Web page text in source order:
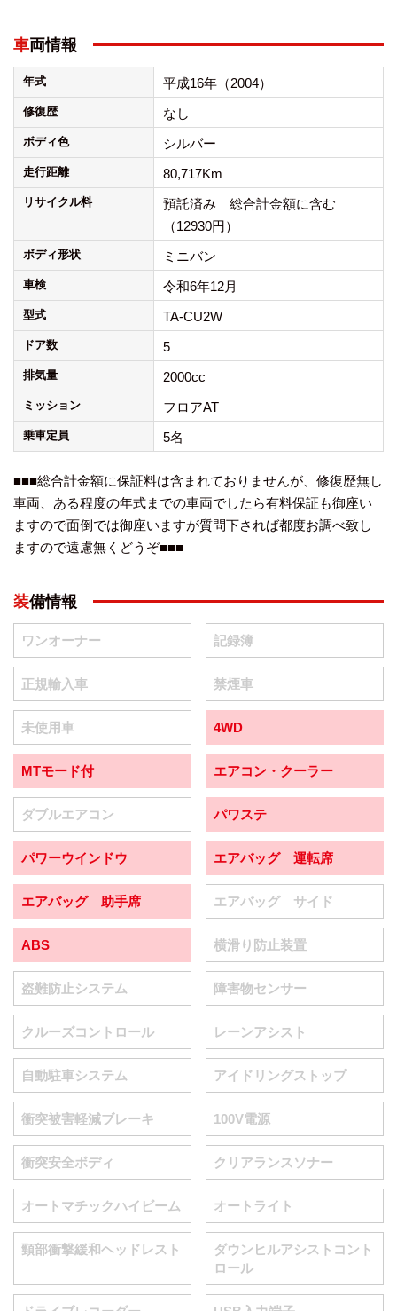
車両情報
年式 平成16年（2004）
修復歴 なし
ボディ色 シルバー
走行距離 80,717Km
リサイクル料
預託済み 総合計金額に含む
（12930円）
ボディ形状 ミニバン
車検 令和6年12月
型式 TA-CU2W
ドア数 5
排気量 2000cc
ミッション フロアAT
乗車定員 5名
■■■総合計金額に保証料は含まれておりませんが、修復歴無し
車両、ある程度の年式までの車両でしたら有料保証も御座い
ますので面倒では御座いますが質問下されば都度お調べ致し
ますので遠慮無くどうぞ■■■
装備情報
ワンオーナー 記録簿
正規輸入車 禁煙車
未使用車 4WD
MTモード付 エアコン・クーラー
ダブルエアコン パワステ
パワーウインドウ エアバッグ 運転席
エアバッグ 助手席 エアバッグ サイド
ABS 横滑り防止装置
盗難防止システム 障害物センサー
クルーズコントロール レーンアシスト
自動駐車システム アイドリングストップ
衝突被害軽減ブレーキ 100V電源
衝突安全ボディ クリアランスソナー
オートマチックハイビーム オートライト
頸部衝撃緩和ヘッドレスト
ダウンヒルアシストコント
ロール